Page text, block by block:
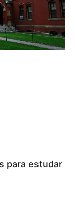
para estudar